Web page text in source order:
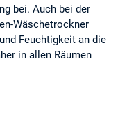
bei. Auch bei der
Wäschetrockner
Feuchtigkeit an die
in allen Räumen